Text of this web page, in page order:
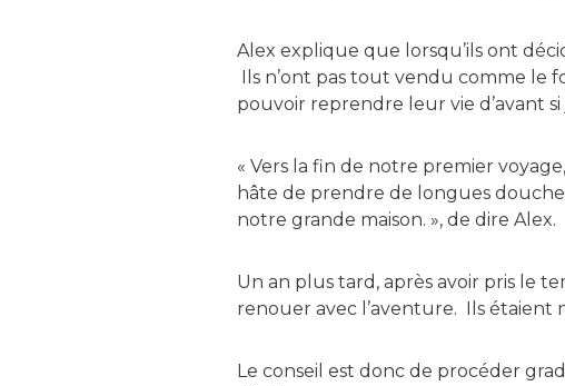
Alex explique que lorsqu’ils ont
Ils n’ont pas tout vendu comme le
pouvoir reprendre leur vie d’avant si
« Vers la fin de notre premier
hâte de prendre de longues
notre grande maison. », de dire Alex.
Un an plus tard, après avoir pris le
renouer avec l’aventure. Ils étaient
Le conseil est donc de procéder